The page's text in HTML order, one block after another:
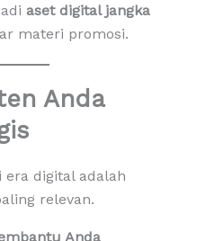
aset digital jangka
materi promosi.
Anda
era digital adalah
relevan.
Anda